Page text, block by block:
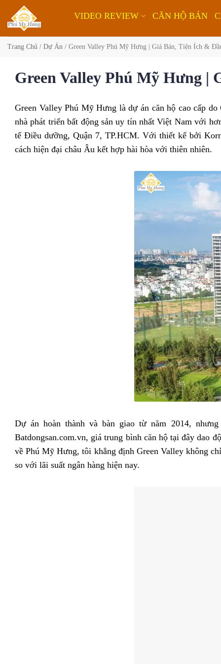
qua
nội
VIDEO REVIEW CĂN HỘ BÁN
Trang Chủ / Dự Án / Green Valley Phú Mỹ Hưng | Giá Bán, Tiện Ích &
Green Valley Phú Mỹ Hưng |
Green Valley Phú Mỹ Hưng là dự án căn hộ cao cấp
nhà phát triển bất động sản uy tín nhất Việt Nam với
tế Điều dưỡng, Quận 7, TP.HCM. Với thiết kế bởi
cách hiện đại châu Âu kết hợp hài hòa với thiên nhiên.
Dự án hoàn thành và bàn giao từ năm 2014,
Batdongsan.com.vn, giá trung bình căn hộ tại đây dao
về Phú Mỹ Hưng, tôi khẳng định Green Valley không
so với lãi suất ngân hàng hiện nay.